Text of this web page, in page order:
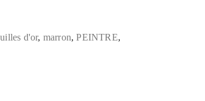
d'or, marron,PEINTRE,